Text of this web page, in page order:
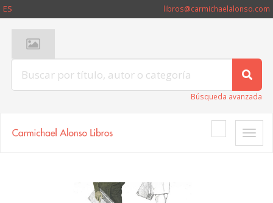
ES libros@carmichaelalonso.com
Búsqueda avanzada
Toggle